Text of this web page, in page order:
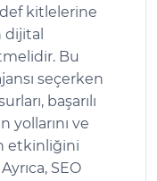
kitlelerine
Bu
seçerken
başarılı
yollarını ve
etkinliğini
SEO